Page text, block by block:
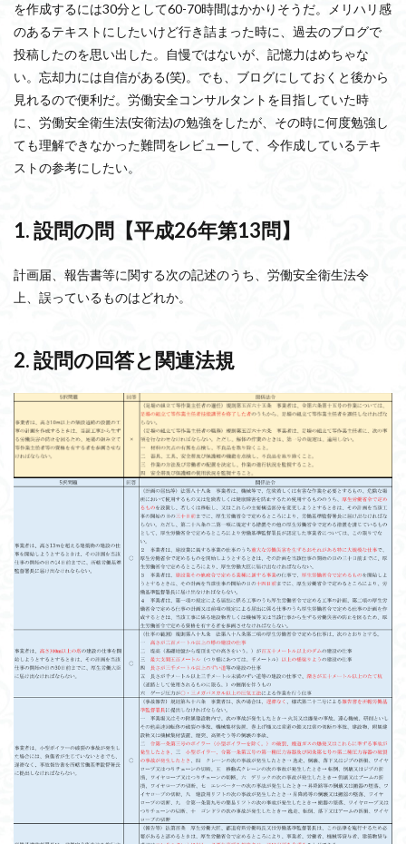
を作成するには30分として60-70時間はかかりそうだ。メリハリ感
のあるテキストにしたいけど行き詰まった時に、過去のブログで
投稿したのを思い出した。自慢ではないが、記憶力はめちゃな
い。忘却力には自信がある(笑)。でも、ブログにしておくと後から
見れるので便利だ。労働安全コンサルタントを目指していた時
に、労働安全衛生法(安衛法)の勉強をしたが、その時に何度勉強し
ても理解できなかった難問をレビューして、今作成しているテキ
ストの参考にしたい。
1. 設問の問【平成26年第13問】
計画届、報告書等に関する次の記述のうち、労働安全衛生法令
上、誤っているものはどれか。
2. 設問の回答と関連法規